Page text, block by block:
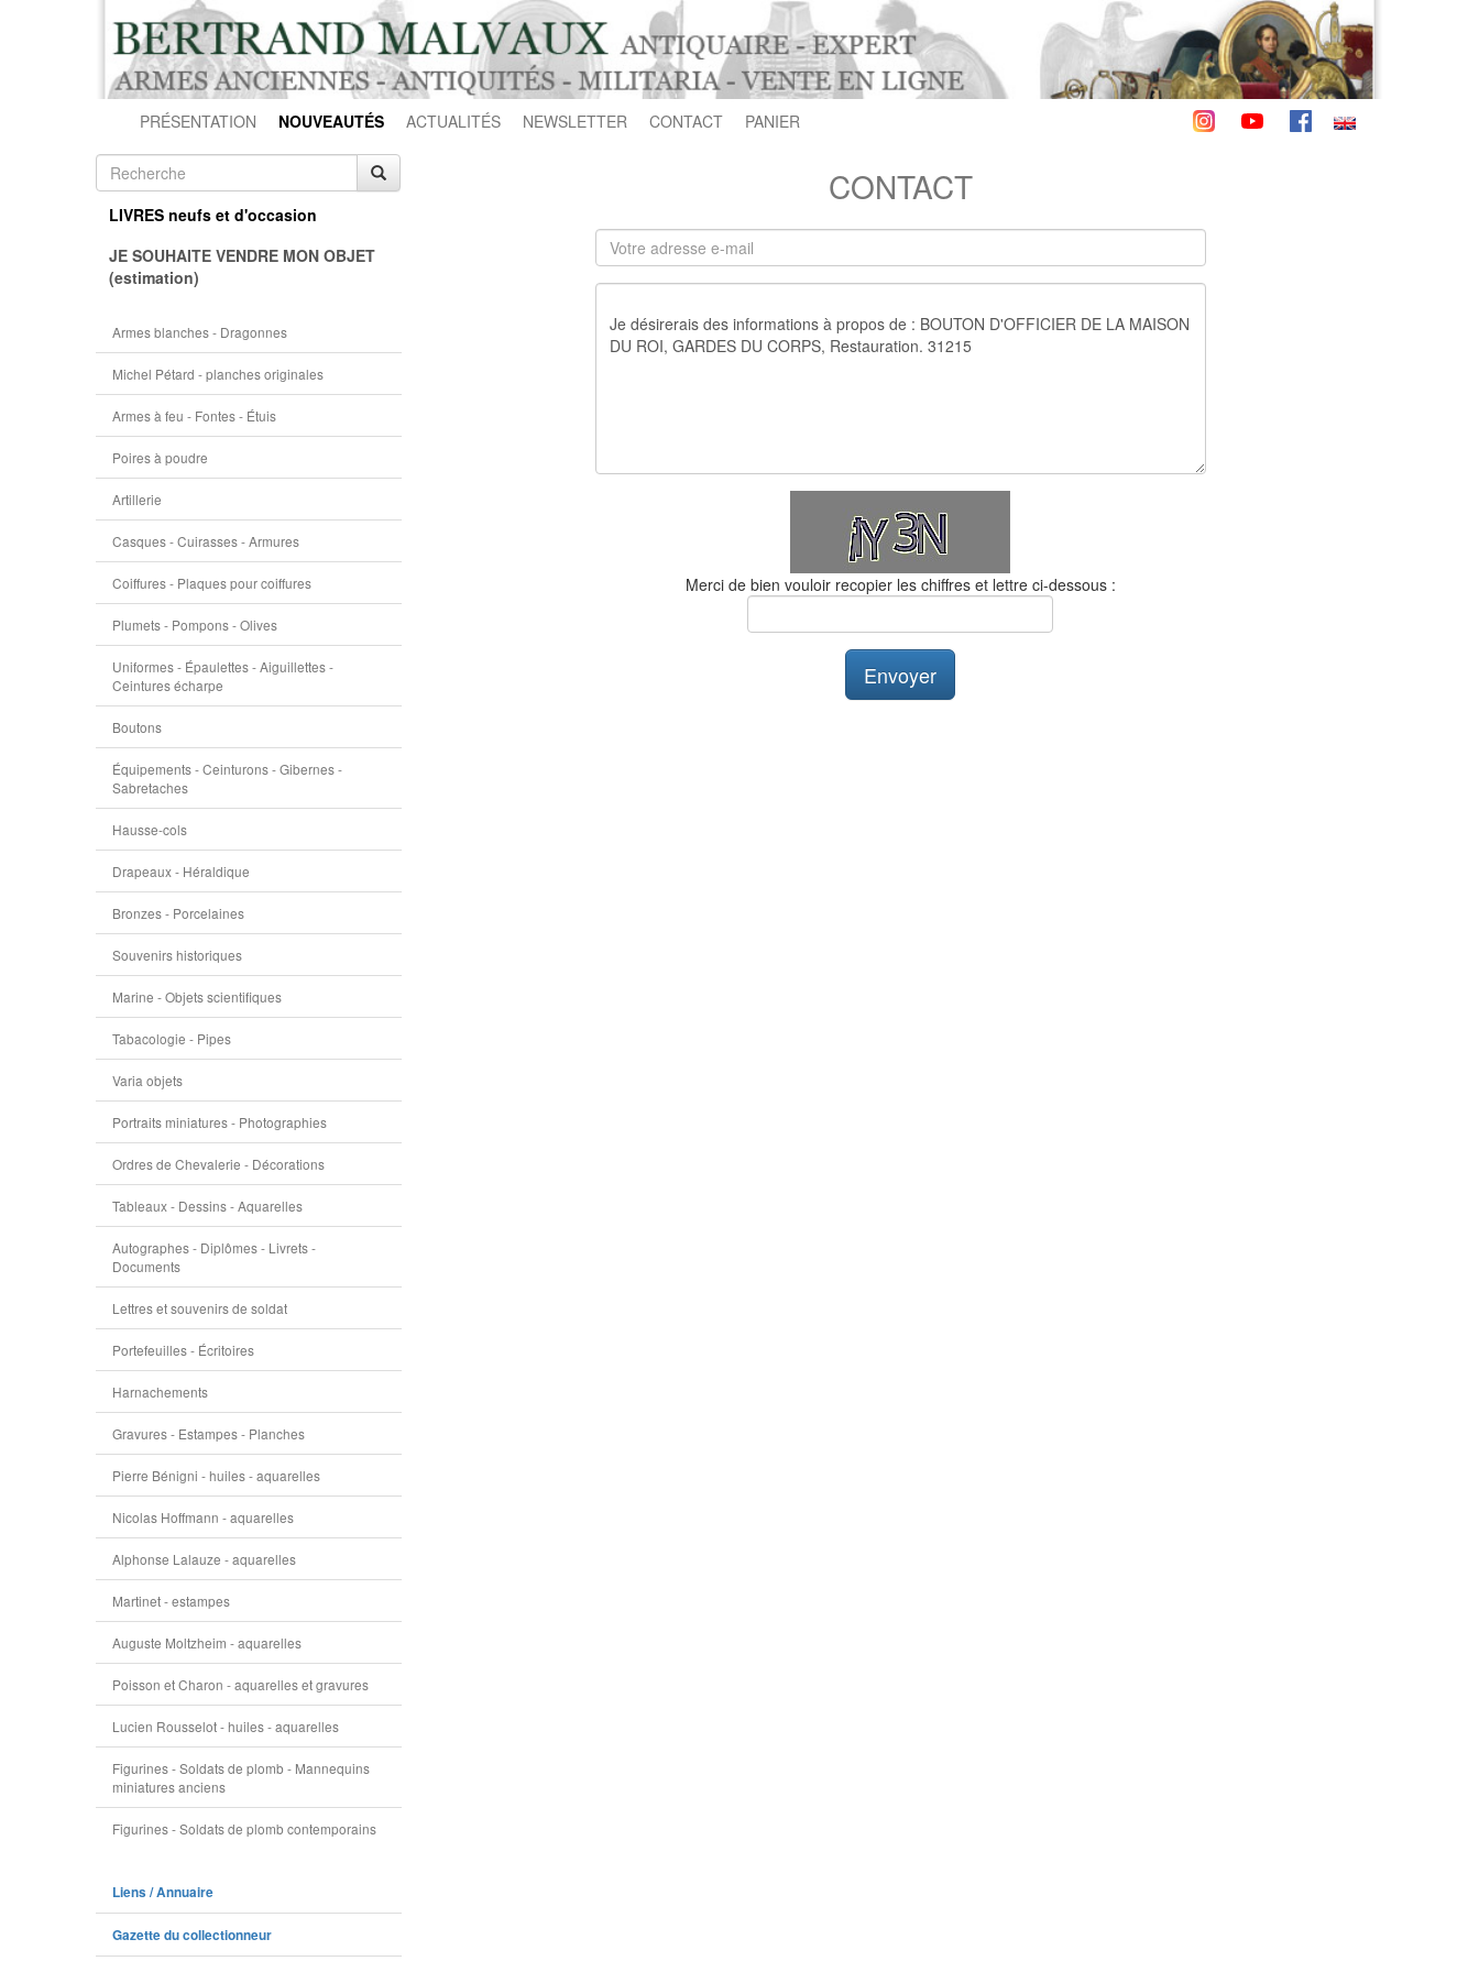
PRÉSENTATION NOUVEAUTÉS ACTUALITÉS NEWSLETTER CONTACT PANIER
LIVRES neufs et d'occasion
JE SOUHAITE VENDRE MON OBJET
(estimation)
Armes blanches - Dragonnes
Michel Pétard - planches originales
Armes à feu - Fontes - Étuis
Poires à poudre
Artillerie
Casques - Cuirasses - Armures
Coiffures - Plaques pour coiffures
Plumets - Pompons - Olives
Uniformes - Épaulettes - Aiguillettes -
Ceintures écharpe
Boutons
Équipements - Ceinturons - Gibernes -
Sabretaches
Hausse-cols
Drapeaux - Héraldique
Bronzes - Porcelaines
Souvenirs historiques
Marine - Objets scientifiques
Tabacologie - Pipes
Varia objets
Portraits miniatures - Photographies
Ordres de Chevalerie - Décorations
Tableaux - Dessins - Aquarelles
Autographes - Diplômes - Livrets -
Documents
Lettres et souvenirs de soldat
Portefeuilles - Écritoires
Harnachements
Gravures - Estampes - Planches
Pierre Bénigni - huiles - aquarelles
Nicolas Hoffmann - aquarelles
Alphonse Lalauze - aquarelles
Martinet - estampes
Auguste Moltzheim - aquarelles
Poisson et Charon - aquarelles et gravures
Lucien Rousselot - huiles - aquarelles
Figurines - Soldats de plomb - Mannequins
miniatures anciens
Figurines - Soldats de plomb contemporains
Liens / Annuaire
Gazette du collectionneur
CONTACT
Merci de bien vouloir recopier les chiffres et lettre ci-dessous :